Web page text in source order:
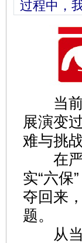
过程中，
当前
展演变
难与挑战
在严
实“六保
夺回来
题。
从当